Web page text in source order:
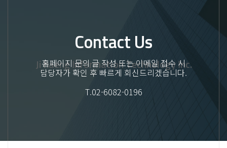
Contact Us
홈페이지 문의 글 작성 또는 이메일 접수 시
담당자가 확인 후 빠르게 회신드리겠습니다.
T.02-6082-0196
Ji haeng Information Technology Inc.